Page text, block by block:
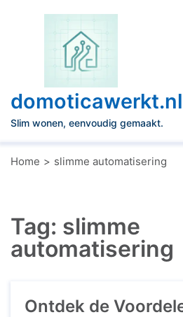
domoticawerkt.nl
Slim wonen, eenvoudig gemaakt.
Home slimme automatisering
Tag: slimme
automatisering
Ontdek de